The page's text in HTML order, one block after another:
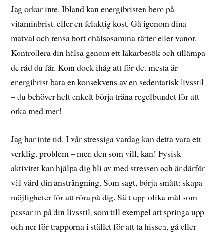
Jag orkar inte. Ibland kan energibristen bero på
vitaminbrist, eller en felaktig kost. Gå igenom dina
matval och rensa bort ohälsosamma rätter eller vanor.
Kontrollera din hälsa genom ett läkarbesök och tillämpa
de råd du får. Kom dock ihåg att för det mesta är
energibrist bara en konsekvens av en sedentarisk livsstil
– du behöver helt enkelt börja träna regelbundet för att
orka med mer!
Jag har inte tid. I vår stressiga vardag kan detta vara ett
verkligt problem – men den som vill, kan! Fysisk
aktivitet kan hjälpa dig bli av med stressen och är därför
väl värd din ansträngning. Som sagt, börja smått: skapa
möjligheter för att röra på dig. Sätt upp olika mål som
passar in på din livsstil, som till exempel att springa upp
och ner för trapporna i stället för att ta hissen, gå eller